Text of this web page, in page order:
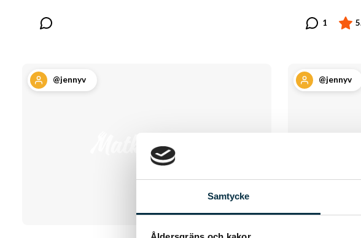
Samtycke
@jennyv @jennyv